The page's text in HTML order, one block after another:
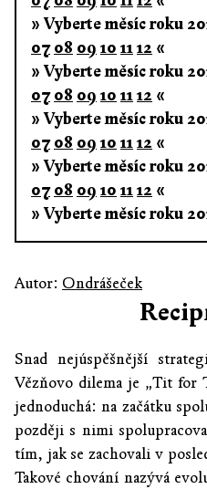
» Vyberte měsíc roku
07 08 09 10 1112 «
» Vyberte měsíc roku
07 08 09 10 1112 «
» Vyberte měsíc roku
07 08 09 10 1112 «
» Vyberte měsíc roku
07 08 09 10 1112 «
» Vyberte měsíc roku
Autor: Ondrášeček
Snad nejúspěšnější
Vězňovo dilema je „Tit for
jednoduchá: na začátku
později s nimi
tím, jak se zachovali v
Takové chování nazývá